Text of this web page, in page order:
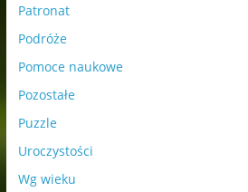
Patronat
Podróże
Pomoce naukowe
Pozostałe
Puzzle
Uroczystości
Wg wieku